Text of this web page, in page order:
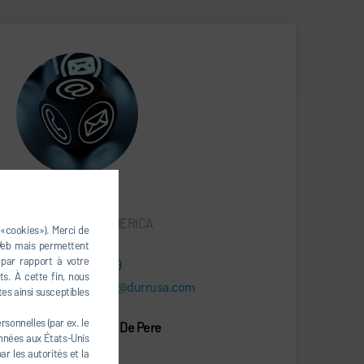
Merci de
mais permettent
rapport à votre
À cette fin, nous
ainsi susceptibles
(par ex. le
aux États-Unis
les autorités et la
REVAMP NORTH AMERICA
+1 920 337-1559
william.stimac@durrusa.com
Dürr Systems LLC - De Pere
830 Prosper Street